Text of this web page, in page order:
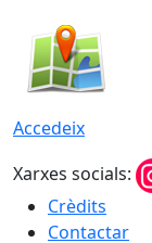
Accedeix
Xarxes socials:
Crèdits
Contactar